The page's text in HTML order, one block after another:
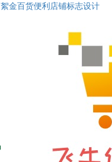
絮金百货便利店铺标志设计